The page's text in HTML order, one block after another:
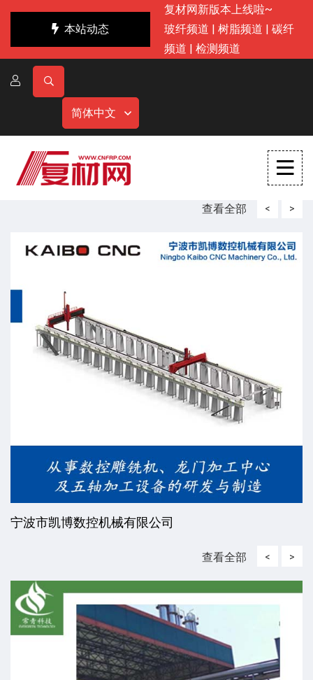
本站动态
复材网新版本上线啦~
玻纤频道 | 树脂频道 | 碳纤
频道 | 检测频道
简体中文
查看全部 <
威海东发精工机械有限责任公司
>
查看全部 < >